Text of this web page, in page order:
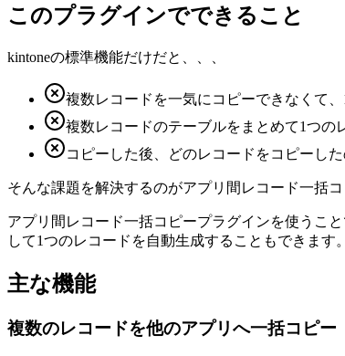
このプラグインでできること
kintoneの標準機能だけだと、、、
複数レコードを一気にコピーできなくて
複数レコードのテーブルをまとめて1つ
コピーした後、どのレコードをコピーし
そんな課題を解決するのがアプリ間レコード一括
アプリ間レコード一括コピープラグインを使うこ
して1つのレコードを自動生成することもできます。
主な機能
複数のレコードを他のアプリへ一括コピー